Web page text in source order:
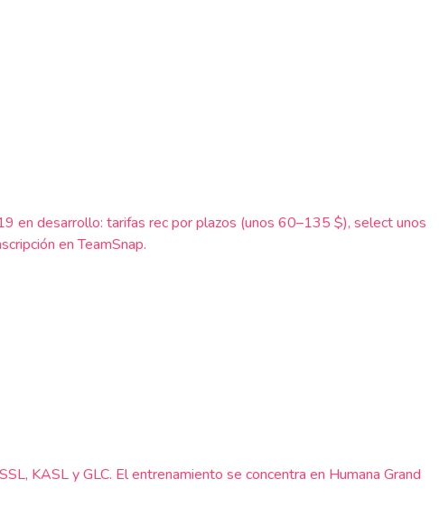
en desarrollo: tarifas rec por plazos (unos 60–135 $), select unos
en TeamSnap.
KASL y GLC. El entrenamiento se concentra en Humana Grand